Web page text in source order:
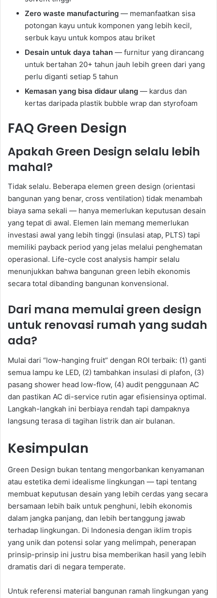
Zero waste manufacturing — memanfaatkan sisa
potongan kayu untuk komponen yang lebih kecil,
serbuk kayu untuk kompos atau briket
Desain untuk daya tahan — furnitur yang dirancang
untuk bertahan 20+ tahun jauh lebih green dari yang
perlu diganti setiap 5 tahun
Kemasan yang bisa didaur ulang — kardus dan
kertas daripada plastik bubble wrap dan styrofoam
FAQ Green Design
Apakah Green Design selalu lebih
mahal?
Tidak selalu. Beberapa elemen green design (orientasi
bangunan yang benar, cross ventilation) tidak menambah
biaya sama sekali — hanya memerlukan keputusan desain
yang tepat di awal. Elemen lain memang memerlukan
investasi awal yang lebih tinggi (insulasi atap, PLTS) tapi
memiliki payback period yang jelas melalui penghematan
operasional. Life-cycle cost analysis hampir selalu
menunjukkan bahwa bangunan green lebih ekonomis
secara total dibanding bangunan konvensional.
Dari mana memulai green design
untuk renovasi rumah yang sudah
ada?
Mulai dari “low-hanging fruit” dengan ROI terbaik: (1) ganti
semua lampu ke LED, (2) tambahkan insulasi di plafon, (3)
pasang shower head low-flow, (4) audit penggunaan AC
dan pastikan AC di-service rutin agar efisiensinya optimal.
Langkah-langkah ini berbiaya rendah tapi dampaknya
langsung terasa di tagihan listrik dan air bulanan.
Kesimpulan
Green Design bukan tentang mengorbankan kenyamanan
atau estetika demi idealisme lingkungan — tapi tentang
membuat keputusan desain yang lebih cerdas yang secara
bersamaan lebih baik untuk penghuni, lebih ekonomis
dalam jangka panjang, dan lebih bertanggung jawab
terhadap lingkungan. Di Indonesia dengan iklim tropis
yang unik dan potensi solar yang melimpah, penerapan
prinsip-prinsip ini justru bisa memberikan hasil yang lebih
dramatis dari di negara temperate.
Untuk referensi material bangunan ramah lingkungan yang